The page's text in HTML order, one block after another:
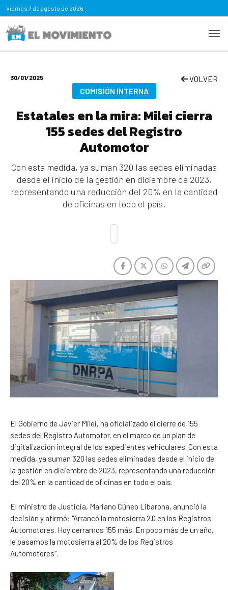
Viernes 7 de agosto de 2026
30/01/2025 VOLVER
COMISIÓN INTERNA
Estatales en la mira: Milei cierra
155 sedes del Registro
Automotor
Con esta medida, ya suman 320 las sedes eliminadas
desde el inicio de la gestión en diciembre de 2023,
representando una reducción del 20% en la cantidad
de oficinas en todo el país.
El Gobierno de Javier Milei, ha oficializado el cierre de 155
sedes del Registro Automotor, en el marco de un plan de
digitalización integral de los expedientes vehiculares. Con esta
medida, ya suman 320 las sedes eliminadas desde el inicio de
la gestión en diciembre de 2023, representando una reducción
del 20% en la cantidad de oficinas en todo el país.
El ministro de Justicia, Mariano Cúneo Libarona, anunció la
decisión y afirmó: "Arrancó la motosierra 2.0 en los Registros
Automotores. Hoy cerramos 155 más. En poco más de un año,
le pasamos la motosierra al 20% de los Registros
Automotores".